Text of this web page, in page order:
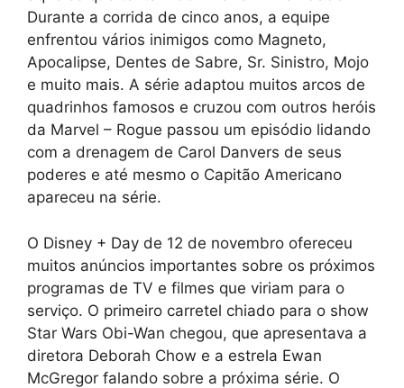
Durante a corrida de cinco anos, a equipe
enfrentou vários inimigos como Magneto,
Apocalipse, Dentes de Sabre, Sr. Sinistro, Mojo
e muito mais. A série adaptou muitos arcos de
quadrinhos famosos e cruzou com outros heróis
da Marvel – Rogue passou um episódio lidando
com a drenagem de Carol Danvers de seus
poderes e até mesmo o Capitão Americano
apareceu na série.
O Disney + Day de 12 de novembro ofereceu
muitos anúncios importantes sobre os próximos
programas de TV e filmes que viriam para o
serviço. O primeiro carretel chiado para o show
Star Wars Obi-Wan chegou, que apresentava a
diretora Deborah Chow e a estrela Ewan
McGregor falando sobre a próxima série. O